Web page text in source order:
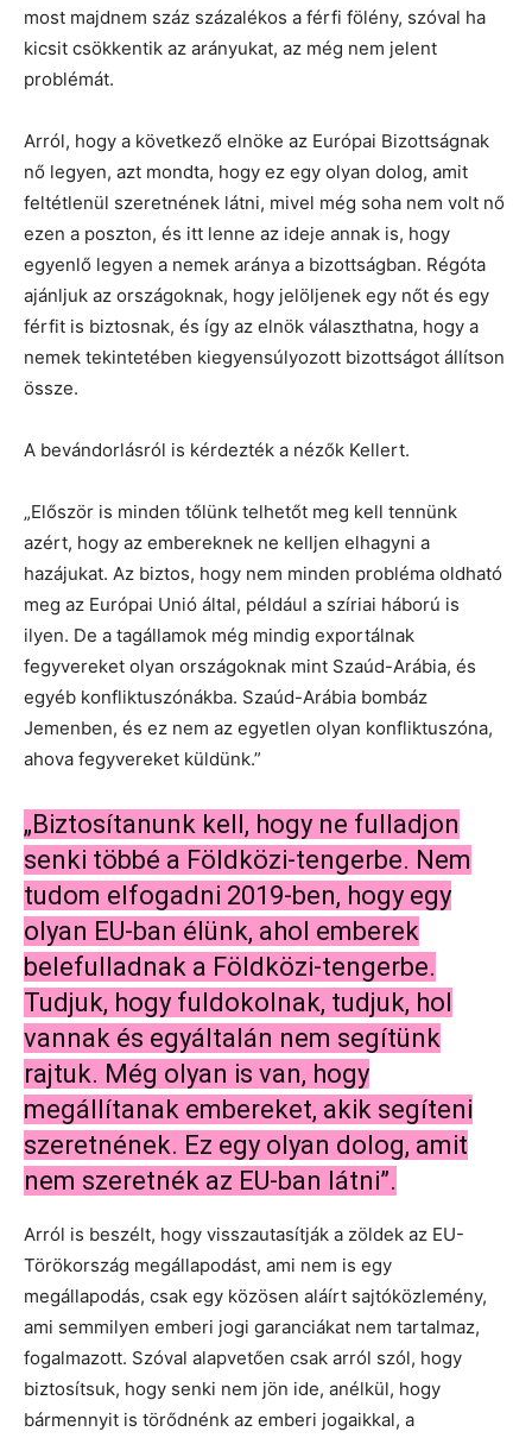
most majdnem száz százalékos a férfi fölény, szóval ha
kicsit csökkentik az arányukat, az még nem jelent
problémát.
Arról, hogy a következő elnöke az Európai Bizottságnak
nő legyen, azt mondta, hogy ez egy olyan dolog, amit
feltétlenül szeretnének látni, mivel még soha nem volt nő
ezen a poszton, és itt lenne az ideje annak is, hogy
egyenlő legyen a nemek aránya a bizottságban. Régóta
ajánljuk az országoknak, hogy jelöljenek egy nőt és egy
férfit is biztosnak, és így az elnök választhatna, hogy a
nemek tekintetében kiegyensúlyozott bizottságot állítson
össze.
A bevándorlásról is kérdezték a nézők Kellert.
„Először is minden tőlünk telhetőt meg kell tennünk
azért, hogy az embereknek ne kelljen elhagyni a
hazájukat. Az biztos, hogy nem minden probléma oldható
meg az Európai Unió által, például a szíriai háború is
ilyen. De a tagállamok még mindig exportálnak
fegyvereket olyan országoknak mint Szaúd-Arábia, és
egyéb konfliktuszónákba. Szaúd-Arábia bombáz
Jemenben, és ez nem az egyetlen olyan konfliktuszóna,
ahova fegyvereket küldünk.”
„Biztosítanunk kell, hogy ne fulladjon
senki többé a Földközi-tengerbe. Nem
tudom elfogadni 2019-ben, hogy egy
olyan EU-ban élünk, ahol emberek
belefulladnak a Földközi-tengerbe.
Tudjuk, hogy fuldokolnak, tudjuk, hol
vannak és egyáltalán nem segítünk
rajtuk. Még olyan is van, hogy
megállítanak embereket, akik segíteni
szeretnének. Ez egy olyan dolog, amit
nem szeretnék az EU-ban látni”.
Arról is beszélt, hogy visszautasítják a zöldek az EU-
Törökország megállapodást, ami nem is egy
megállapodás, csak egy közösen aláírt sajtóközlemény,
ami semmilyen emberi jogi garanciákat nem tartalmaz,
fogalmazott. Szóval alapvetően csak arról szól, hogy
biztosítsuk, hogy senki nem jön ide, anélkül, hogy
bármennyit is törődnénk az emberi jogaikkal, a